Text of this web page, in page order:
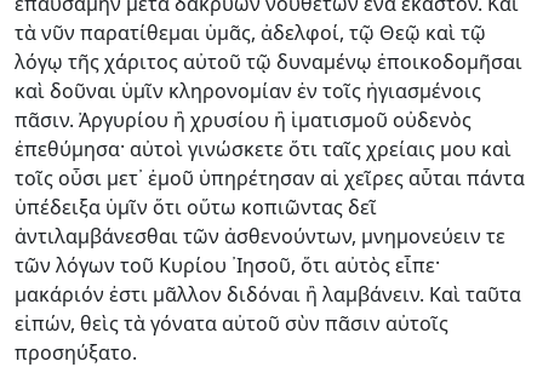
τὰ νῦν παρατίθεμαι ὑμᾶς, ἀδελφοί, τῷ Θεῷ καὶ τῷ
λόγῳ τῆς χάριτος αὐτοῦ τῷ δυναμένῳ ἐποικοδομῆσαι
καὶ δοῦναι ὑμῖν κληρονομίαν ἐν τοῖς ἡγιασμένοις
πᾶσιν. Ἀργυρίου ἢ χρυσίου ἢ ἱματισμοῦ οὐδενὸς
ἐπεθύμησα· αὐτοὶ γινώσκετε ὅτι ταῖς χρείαις μου καὶ
τοῖς οὖσι μετ᾿ ἐμοῦ ὑπηρέτησαν αἱ χεῖρες αὗται πάντα
ὑπέδειξα ὑμῖν ὅτι οὕτω κοπιῶντας δεῖ
ἀντιλαμβάνεσθαι τῶν ἀσθενούντων, μνημονεύειν τε
τῶν λόγων τοῦ Κυρίου ᾿Ιησοῦ, ὅτι αὐτὸς εἶπε·
μακάριόν ἐστι μᾶλλον διδόναι ἢ λαμβάνειν. Καὶ ταῦτα
εἰπών, θεὶς τὰ γόνατα αὐτοῦ σὺν πᾶσιν αὐτοῖς
προσηύξατο.